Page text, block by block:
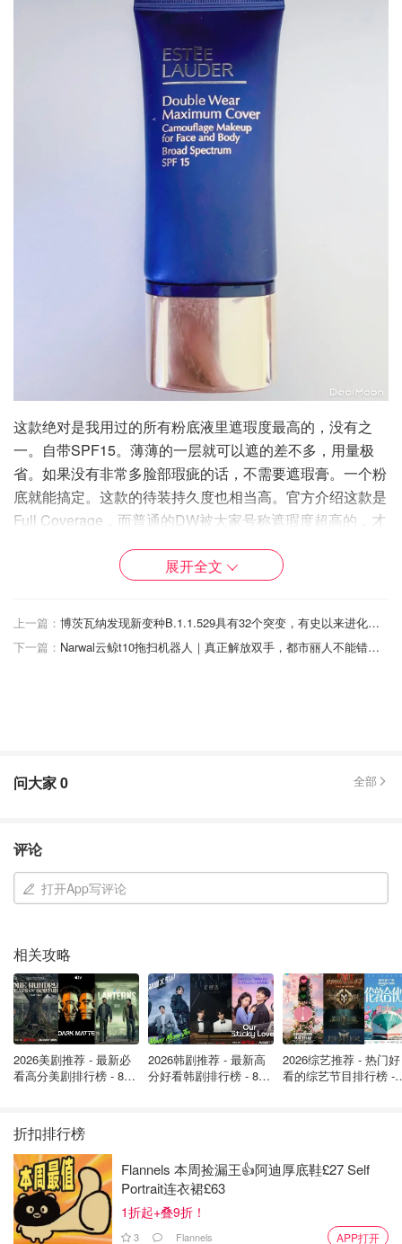
这款绝对是我用过的所有粉底液里遮瑕度最高的，没有之
一。自带SPF15。薄薄的一层就可以遮的差不多，用量极
省。如果没有非常多脸部瑕疵的话，不需要遮瑕膏。一个粉
底就能搞定。这款的待装持久度也相当高。官方介绍这款是
Full Coverage，而普通的DW被大家号称遮瑕度超高的，才
Full Coverage，24h持久待妆，那个..... 我就保持微笑吧。
通DW差不太多，但是如果脸比较干的话感觉难推开。普通
DW上半张脸要立即推开，这款，1/4脸可以开始铺开吧。
自然。
适用人群：油皮，混油皮。对遮瑕和持久度有要求的，比如
脸部瑕疵较多的。干皮应该是没办法用。
2. 【Double Wear】： Stay in place
展开全文
上一篇：
博茨瓦纳发现新变种B.1.1.529具有32个突变，有史以来进化程度超高
下一篇：
Narwal云鲸t10拖扫机器人｜真正解放双手，都市丽人不能错过的清扫好物！
问大家0 全部
评论
打开App写评论
相关攻略
2026美剧推荐 - 最新必
看高分美剧排行榜 - 8月
2026韩剧推荐 - 最新高
分好看韩剧排行榜 - 8月
2026综艺推荐 - 热门好
看的综艺节目排行榜 -
折扣排行榜
Flannels 本周捡漏王👍阿迪厚底鞋£27 Self
Portrait连衣裙£63
1折起+叠9折！
3 Flannels APP打开